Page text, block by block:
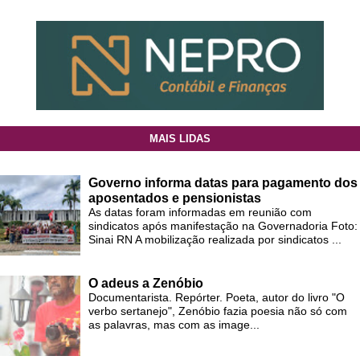
MAIS LIDAS
Governo informa datas para pagamento dos
aposentados e pensionistas
As datas foram informadas em reunião com
sindicatos após manifestação na Governadoria Foto:
Sinai RN A mobilização realizada por sindicatos ...
O adeus a Zenóbio
Documentarista. Repórter. Poeta, autor do livro "O
verbo sertanejo", Zenóbio fazia poesia não só com
as palavras, mas com as image...